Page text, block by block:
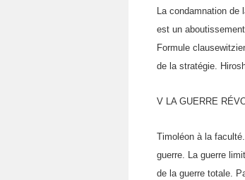
La condamnation de
est un
Formule
de la stratégie.
V LA GUERRE
Timoléon à la
guerre. La guerre
de la guerre totale.